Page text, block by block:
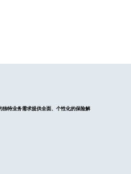
独特业务需求提供全面、个性化的保险解